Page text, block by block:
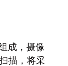
成，摄像
描，将采